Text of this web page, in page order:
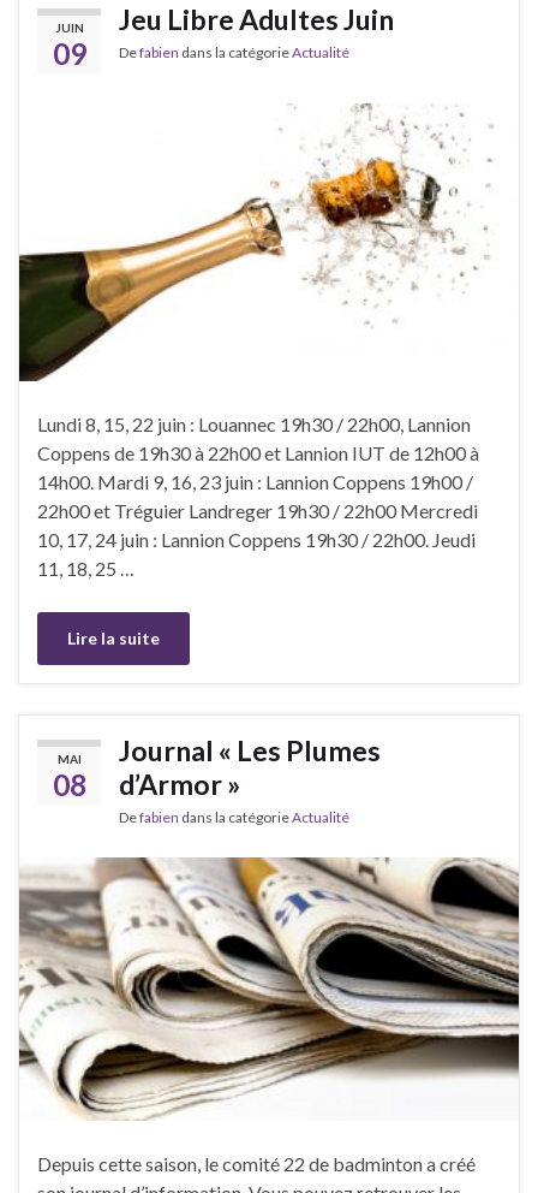
JUIN
09
Jeu Libre Adultes Juin
Defabien dans la catégorieActualité
Lundi 8, 15, 22 juin : Louannec 19h30 / 22h00, Lannion
Coppens de 19h30 à 22h00 et Lannion IUT de 12h00 à
14h00. Mardi 9, 16, 23 juin : Lannion Coppens 19h00 /
22h00 et Tréguier Landreger 19h30 / 22h00 Mercredi
10, 17, 24 juin : Lannion Coppens 19h30 / 22h00. Jeudi
11, 18, 25 …
Lire la suite
MAI
08
Journal « Les Plumes
d’Armor »
Defabien dans la catégorieActualité
Depuis cette saison, le comité 22 de badminton a créé